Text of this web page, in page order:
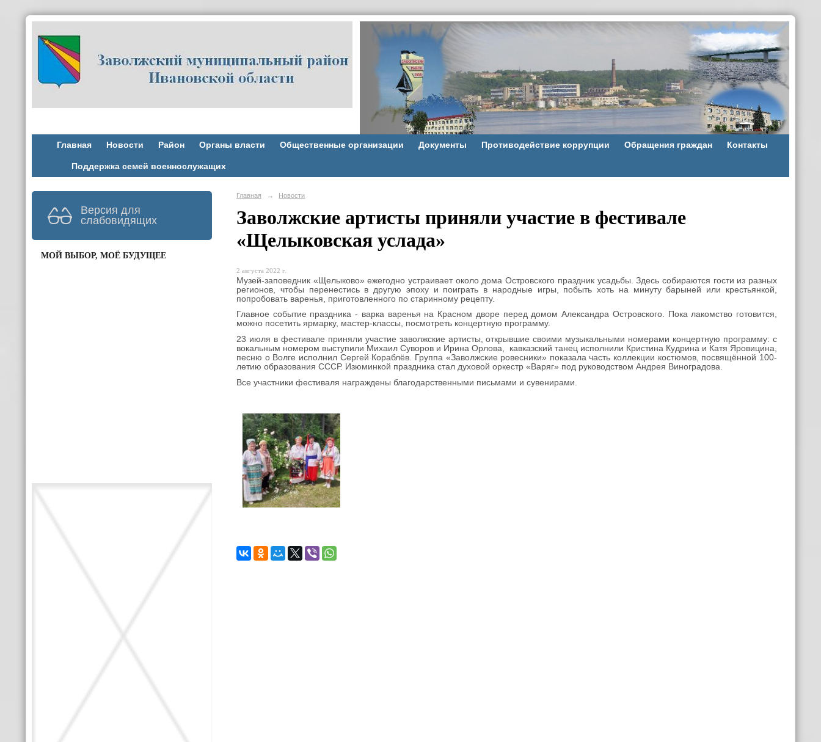
Главная Новости Район Органы власти Общественные организации Документы Противодействие коррупции Обращения граждан Контакты
Поддержка семей военнослужащих
Версия для
слабовидящих
МОЙ ВЫБОР, МОЁ БУДУЩЕЕ
Главная → Новости
Заволжские артисты приняли участие в фестивале
«Щелыковская услада»
2 августа 2022 г.
Музей-заповедник «Щелыково» ежегодно устраивает около дома Островского праздник усадьбы. Здесь собираются гости из разных
регионов, чтобы перенестись в другую эпоху и поиграть в народные игры, побыть хоть на минуту барыней или крестьянкой,
попробовать варенья, приготовленного по старинному рецепту.
Главное событие праздника - варка варенья на Красном дворе перед домом Александра Островского. Пока лакомство готовится,
можно посетить ярмарку, мастер-классы, посмотреть концертную программу.
23 июля в фестивале приняли участие заволжские артисты, открывшие своими музыкальными номерами концертную программу: с
вокальным номером выступили Михаил Суворов и Ирина Орлова, кавказский танец исполнили Кристина Кудрина и Катя Яровицина,
песню о Волге исполнил Сергей Кораблёв. Группа «Заволжские ровесники» показала часть коллекции костюмов, посвящённой 100-
летию образования СССР. Изюминкой праздника стал духовой оркестр «Варяг» под руководством Андрея Виноградова.
Все участники фестиваля награждены благодарственными письмами и сувенирами.